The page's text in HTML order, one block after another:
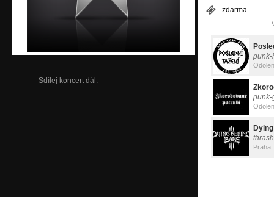
Sdílej koncert dál:
zdarma
punk-
punk-
Praha